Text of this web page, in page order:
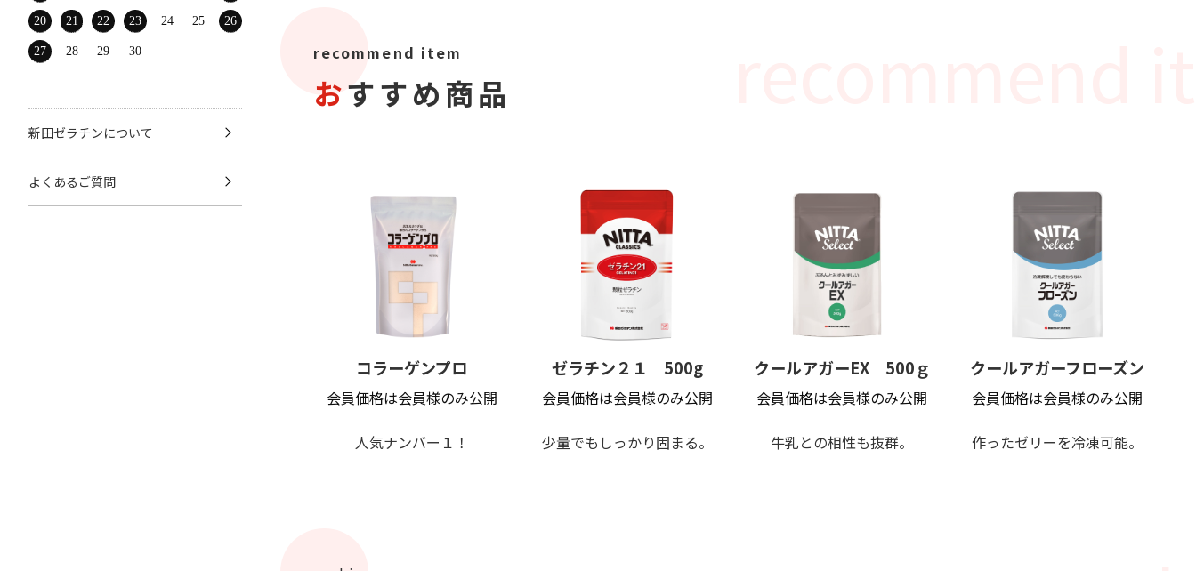
20 21 22 23 24 25 26
27 28 29 30
新田ゼラチンについて
よくあるご質問
recommend item
おすすめ商品
コラーゲンプロ
会員価格は会員様のみ公開
人気ナンバー１！
ゼラチン２１ 500g
会員価格は会員様のみ公開
少量でもしっかり固まる。
クールアガーEX 500ｇ
会員価格は会員様のみ公開
牛乳との相性も抜群。
クールアガーフローズン
会員価格は会員様のみ公開
作ったゼリーを冷凍可能。